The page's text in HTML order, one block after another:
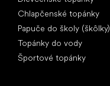
Chlapčenské topánky
Papuče do školy (škôlky)
Topánky do vody
Športové topánky